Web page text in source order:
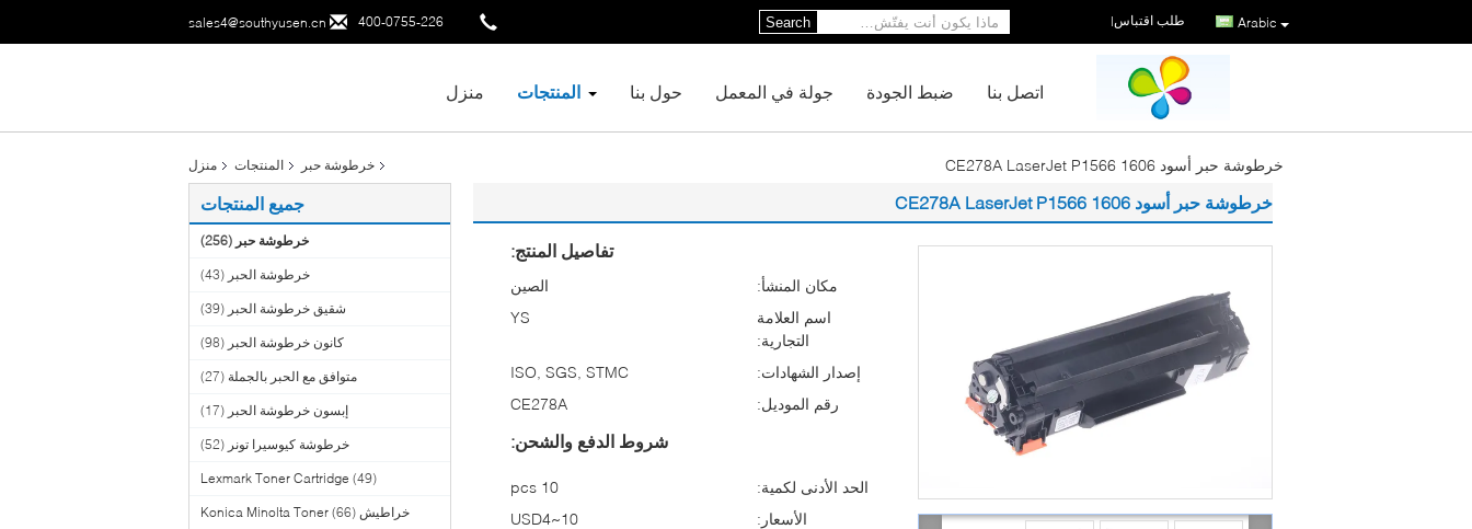
sales4@southyusen.cn 400-0755-226 Arabic طلب اقتباس|
Search
منزل المنتجات حول بنا جولة في المعمل ضبط الجودة اتصل بنا
منزل المنتجات خرطوشة حبر خرطوشة حبر أسود CE278A LaserJet P1566 1606
جميع المنتجات
خرطوشة حبر (256)
خرطوشة الحبر (43)
شقيق خرطوشة الحبر (39)
كانون خرطوشة الحبر (98)
متوافق مع الحبر بالجملة (27)
إبسون خرطوشة الحبر (17)
خرطوشة كيوسيرا تونر (52)
Lexmark Toner Cartridge (49)
خراطيش Konica Minolta Toner (66)
خرطوشة حبر أسود CE278A LaserJet P1566 1606
تفاصيل المنتج:
مكان المنشأ:
الصين
اسم العلامة
التجارية:
YS
إصدار الشهادات:
ISO, SGS, STMC
رقم الموديل:
CE278A
شروط الدفع والشحن:
الحد الأدنى لكمية:
10 pcs
الأسعار:
USD4~10